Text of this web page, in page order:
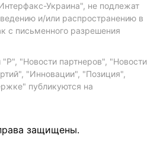
Украина", не подлежат
и/или распространению в
с письменного разрешения
"Новости партнеров", "Новости
"Инновации", "Позиция",
публикуются на
защищены.